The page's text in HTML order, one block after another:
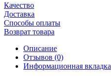
Качество
Доставка
Способы оплаты
Возврат товара
Описание
Отзывов (0)
Информационная вкладка